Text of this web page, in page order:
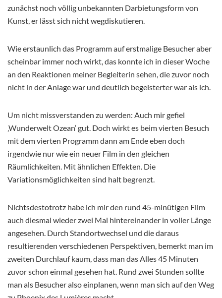
zunächst noch völlig unbekannten Darbietungsform von
Kunst, er lässt sich nicht wegdiskutieren.
Wie erstaunlich das Programm auf erstmalige Besucher aber
scheinbar immer noch wirkt, das konnte ich in dieser Woche
an den Reaktionen meiner Begleiterin sehen, die zuvor noch
nicht in der Anlage war und deutlich begeisterter war als ich.
Um nicht missverstanden zu werden: Auch mir gefiel
‚Wunderwelt Ozean‘ gut. Doch wirkt es beim vierten Besuch
mit dem vierten Programm dann am Ende eben doch
irgendwie nur wie ein neuer Film in den gleichen
Räumlichkeiten. Mit ähnlichen Effekten. Die
Variationsmöglichkeiten sind halt begrenzt.
Nichtsdestotrotz habe ich mir den rund 45-minütigen Film
auch diesmal wieder zwei Mal hintereinander in voller Länge
angesehen. Durch Standortwechsel und die daraus
resultierenden verschiedenen Perspektiven, bemerkt man im
zweiten Durchlauf kaum, dass man das Alles 45 Minuten
zuvor schon einmal gesehen hat. Rund zwei Stunden sollte
man als Besucher also einplanen, wenn man sich auf den Weg